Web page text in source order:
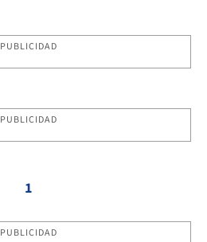
PUBLICIDAD
PUBLICIDAD
1
PUBLICIDAD